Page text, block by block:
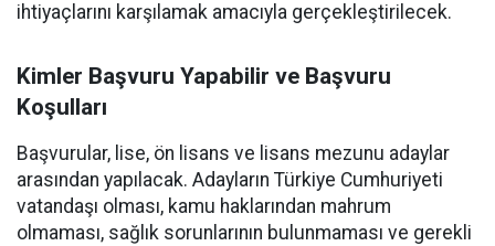
ihtiyaçlarını karşılamak amacıyla gerçekleştirilecek.
Kimler Başvuru Yapabilir ve Başvuru
Koşulları
Başvurular, lise, ön lisans ve lisans mezunu adaylar
arasından yapılacak. Adayların Türkiye Cumhuriyeti
vatandaşı olması, kamu haklarından mahrum
olmaması, sağlık sorunlarının bulunmaması ve gerekli